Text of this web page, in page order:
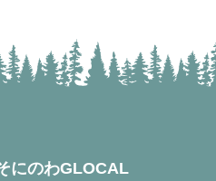
にのわGLOCAL